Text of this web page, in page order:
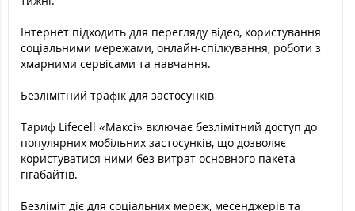
Інтернет підходить для перегляду відео, користування
соціальними мережами, онлайн-спілкування, роботи з
хмарними сервісами та навчання.
Безлімітний трафік для застосунків
Тариф Lifecell «Максі» включає безлімітний доступ до
популярних мобільних застосунків, що дозволяє
користуватися ними без витрат основного пакета
гігабайтів.
Безліміт діє для соціальних мереж, месенджерів та